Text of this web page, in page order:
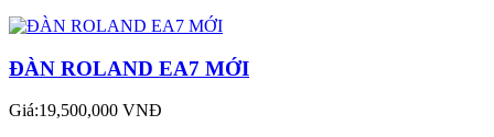
ĐÀN ROLAND EA7 MỚI
Giá:19,500,000 VNĐ